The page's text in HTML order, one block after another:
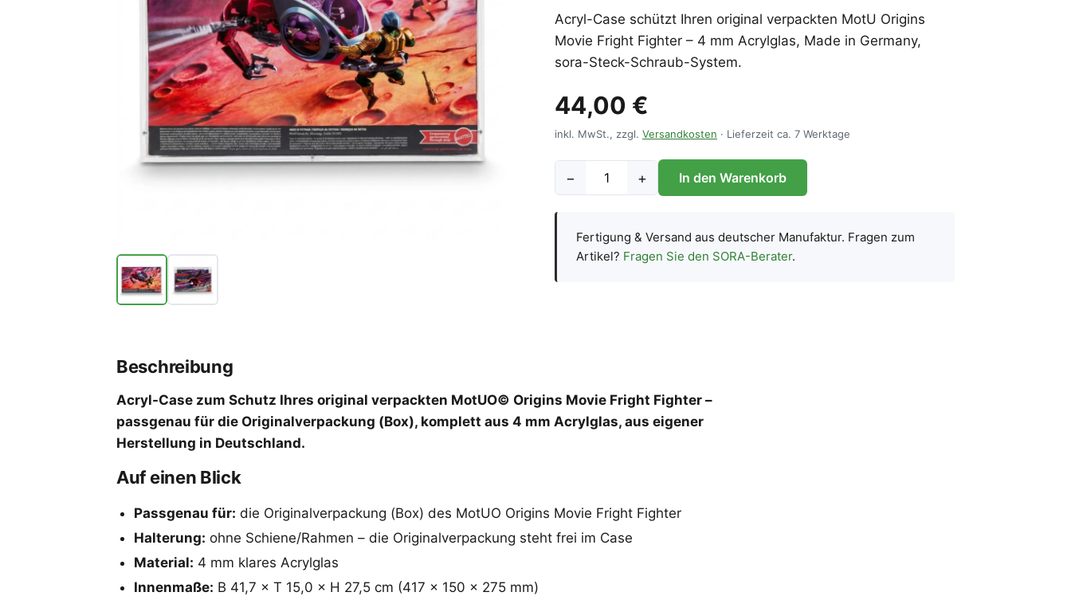
Acryl-Case schützt Ihren original verpackten MotU Origins
Movie Fright Fighter – 4 mm Acrylglas, Made in Germany,
sora-Steck-Schraub-System.
44,00 €
inkl. MwSt., zzgl. Versandkosten · Lieferzeit ca. 7 Werktage
− + In den Warenkorb
Fertigung & Versand aus deutscher Manufaktur. Fragen zum
Artikel? Fragen Sie den SORA-Berater.
Beschreibung
Acryl-Case zum Schutz Ihres original verpackten MotUO© Origins Movie Fright Fighter –
passgenau für die Originalverpackung (Box), komplett aus 4 mm Acrylglas, aus eigener
Herstellung in Deutschland.
Auf einen Blick
Passgenau für: die Originalverpackung (Box) des MotUO Origins Movie Fright Fighter
Halterung: ohne Schiene/Rahmen – die Originalverpackung steht frei im Case
Material: 4 mm klares Acrylglas
Innenmaße: B 41,7 × T 15,0 × H 27,5 cm (417 × 150 × 275 mm)